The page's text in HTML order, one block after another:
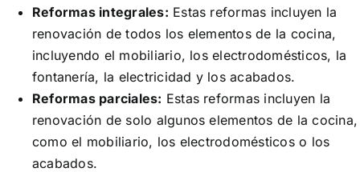
Reformas integrales: Estas reformas incluyen la
renovación de todos los elementos de la cocina,
incluyendo el mobiliario, los electrodomésticos, la
fontanería, la electricidad y los acabados.
Reformas parciales: Estas reformas incluyen la
renovación de solo algunos elementos de la cocina,
como el mobiliario, los electrodomésticos o los
acabados.